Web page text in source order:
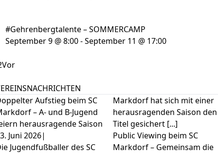
#Gehrenbergtalente – SOMMERCAMP
September 9 @ 8:00-September 11 @ 17:00
Vor
Aufstieg beim SC
– A- und B-Jugend
herausragende Saison
Juni 2026|
Jugendfußballer des SC
Markdorf hat sich mit einer
herausragenden Saison den
Titel gesichert [...]
Public Viewing beim SC
Markdorf – Gemeinsam die